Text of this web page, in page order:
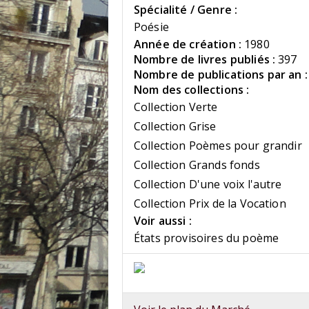
Spécialité / Genre :
Poésie
Année de création : 1980
Nombre de livres publiés : 397
Nombre de publications par an :
Nom des collections :
Collection Verte
Collection Grise
Collection Poèmes pour grandir
Collection Grands fonds
Collection D'une voix l'autre
Collection Prix de la Vocation
Voir aussi :
États provisoires du poème